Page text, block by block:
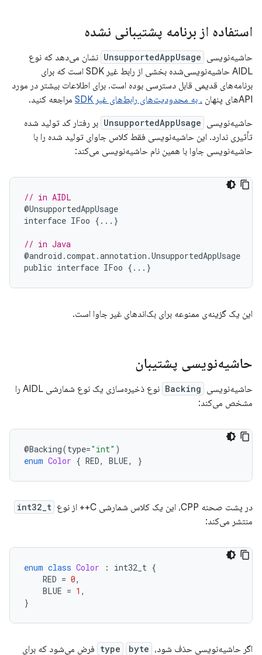
استفاده از برنامه پشتیبانی نشده
حاشیه‌نویسی UnsupportedAppUsage نشان می‌دهد که نوع
AIDL حاشیه‌نویسی‌شده بخشی از رابط غیر SDK است که برای
برنامه‌های قدیمی قابل دسترسی بوده است. برای اطلاعات بیشتر در مورد
APIهای پنهان
، به محدودیت‌های رابط‌های غیر SDK
مراجعه کنید.
حاشیه‌نویسی UnsupportedAppUsage بر رفتار کد تولید شده
تأثیری ندارد. این حاشیه‌نویسی فقط کلاس جاوای تولید شده را با
حاشیه‌نویسی جاوا با همین نام حاشیه‌نویسی می‌کند:
// in AIDL
@UnsupportedAppUsage
interface IFoo {...}
// in Java
@android .compat.annotation .UnsupportedAppUsage
public interface IFoo {...}
این یک گزینه‌ی ممنوعه برای بک‌اندهای غیر جاوا است.
حاشیه‌نویسی پشتیبان
حاشیه‌نویسی Backing
نوع ذخیره‌سازی یک نوع شمارشی AIDL را
مشخص می‌کند:
@Backing(type="int" )
enum Color { RED, BLUE, }
در پشت صحنه CPP، این یک کلاس شمارشی C++ از نوع int32_t
منتشر می‌کند:
enum class Color : int32_t {
RED = 0,
BLUE = 1 ,
}
اگر حاشیه‌نویسی حذف شود، type byte فرض می‌شود که برای